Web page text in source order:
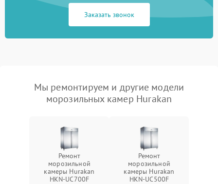
Заказать звонок
Мы ремонтируем и другие модели
морозильных камер Hurakan
Ремонт
морозильной
камеры Hurakan
HKN-UC700F
Ремонт
морозильной
камеры Hurakan
HKN-UC500F